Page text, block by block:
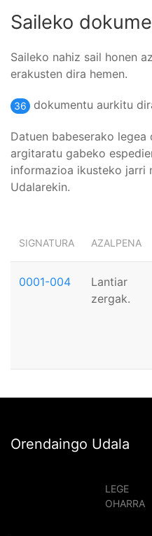
Saileko
Saileko nahiz sail honen
erakusten dira hemen.
36 dokumentu aurkitu
Datuen babeserako
argitaratu gabeko
informazioa ikusteko jarri
Udalarekin.
SIGNATURA AZALPENA
0001-004
Lantiar
zergak.
Orendaingo Udala
LEGE
OHARRA